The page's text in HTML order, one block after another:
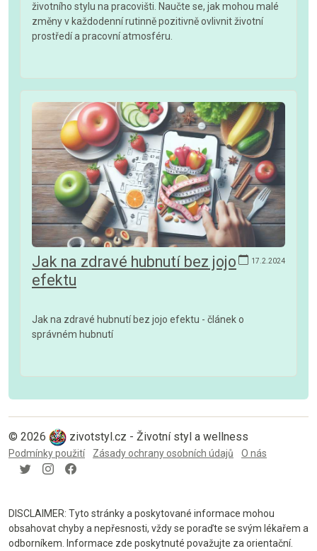
životního stylu na pracovišti. Naučte se, jak mohou malé
změny v každodenní rutinně pozitivně ovlivnit životní
prostředí a pracovní atmosféru.
17.2.2024
Jak na zdravé hubnutí bez jojo
efektu
Jak na zdravé hubnutí bez jojo efektu - článek o
správném hubnutí
© 2026 zivotstyl.cz - Životní styl a wellness
Podmínky použití Zásady ochrany osobních údajů O nás
DISCLAIMER: Tyto stránky a poskytované informace mohou
obsahovat chyby a nepřesnosti, vždy se poraďte se svým lékařem a
odborníkem. Informace zde poskytnuté považujte za orientační.